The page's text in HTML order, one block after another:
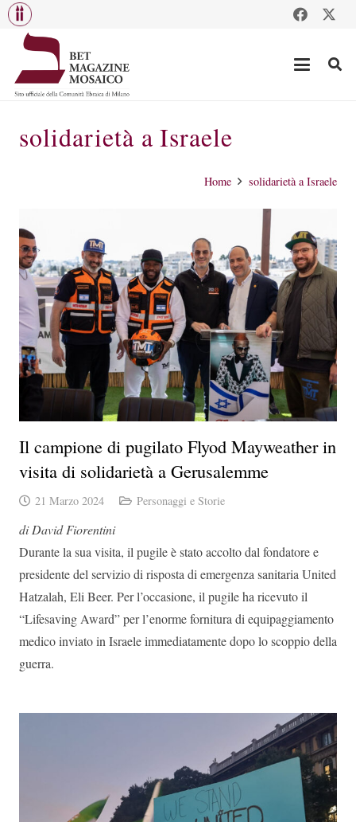
solidarietà a Israele
Home solidarietà a Israele
Il campione di pugilato Flyod Mayweather in
visita di solidarietà a Gerusalemme
21 Marzo 2024 Personaggi e Storie
di David Fiorentini
Durante la sua visita, il pugile è stato accolto dal fondatore e
presidente del servizio di risposta di emergenza sanitaria United
Hatzalah, Eli Beer. Per l’occasione, il pugile ha ricevuto il
“Lifesaving Award” per l’enorme fornitura di equipaggiamento
medico inviato in Israele immediatamente dopo lo scoppio della
guerra.